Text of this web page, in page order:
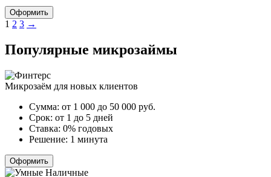
Оформить
Пагинация
1 2 3 →
Популярные микрозаймы
Микрозаём для новых клиентов
Сумма: от 1 000 до 50 000 руб.
Срок: от 1 до 5 дней
Ставка: 0% годовых
Решение: 1 минута
Оформить